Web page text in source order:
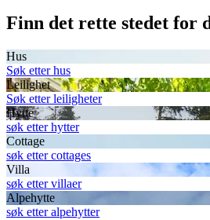
Finn det rette stedet for
Hus
Søk etter hus
Leilighet
Søk etter leiligheter
Hytte
søk etter hytter
Cottage
søk etter cottages
Villa
søk etter villaer
Alpehytte
søk etter alpehytter